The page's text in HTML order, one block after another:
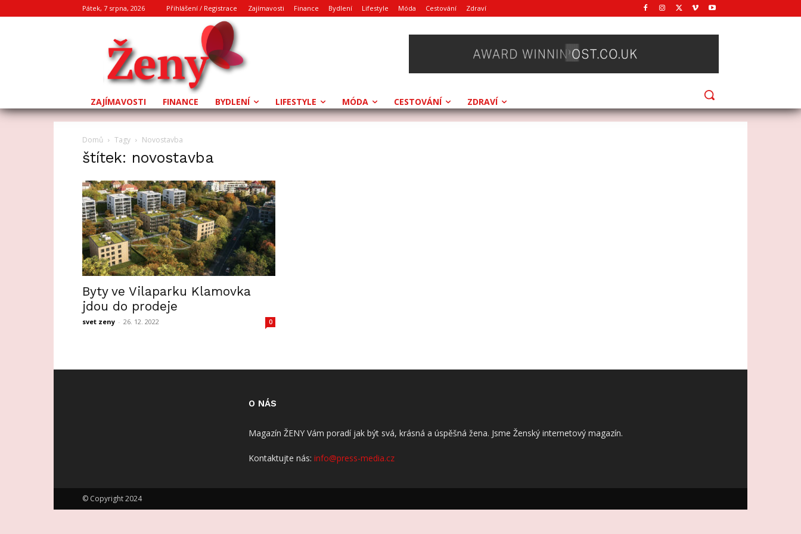
Pátek, 7 srpna, 2026 Přihlášení / Registrace Zajímavosti Finance Bydlení Lifestyle Móda Cestování Zdraví
ZAJÍMAVOSTI FINANCE BYDLENÍ LIFESTYLE MÓDA CESTOVÁNÍ ZDRAVÍ
Domů Tagy Novostavba
štítek: novostavba
Byty ve Vilaparku Klamovka
jdou do prodeje
svet zeny - 26. 12. 2022 0
O NÁS
Magazín ŽENY Vám poradí jak být svá, krásná a úspěšná žena. Jsme Ženský internetový magazín.
Kontaktujte nás: info@press-media.cz
© Copyright 2024